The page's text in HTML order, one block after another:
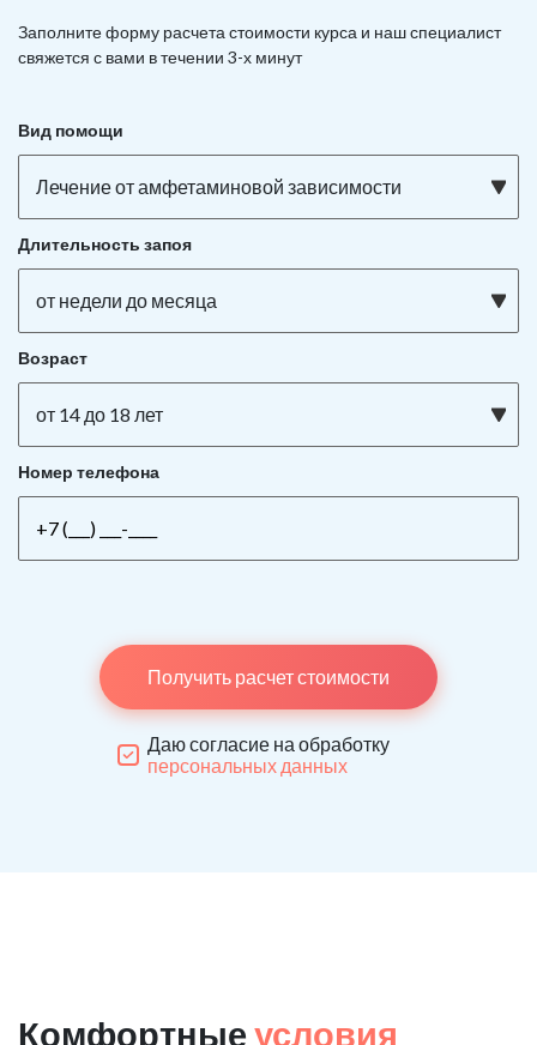
Заполните форму расчета стоимости курса и наш специалист
свяжется с вами в течении 3-х минут
Вид помощи
Лечение от амфетаминовой зависимости
Длительность запоя
от недели до месяца
Возраст
от 14 до 18 лет
Номер телефона
Получить расчет стоимости
Даю согласие на обработку
персональных данных
Комфортные условия